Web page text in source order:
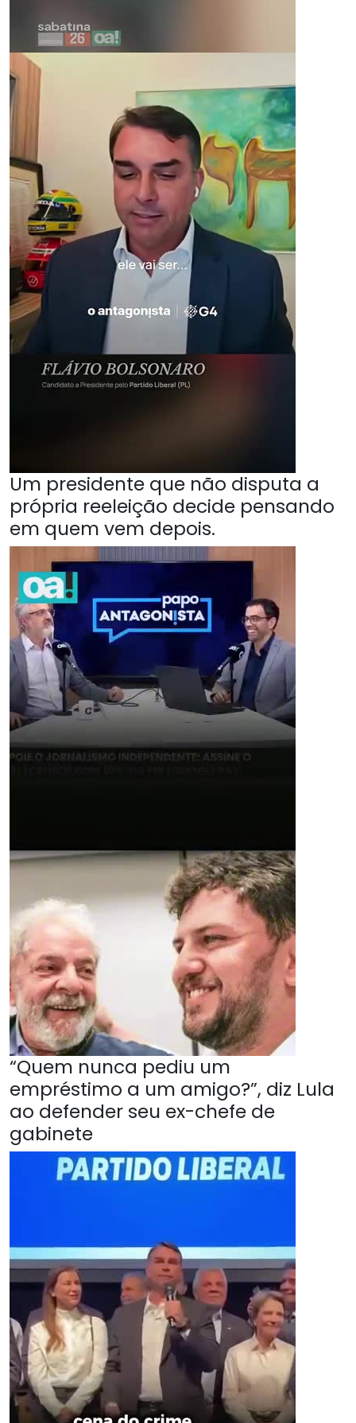
Um presidente que não disputa a
própria reeleição decide pensando
em quem vem depois.
“Quem nunca pediu um
empréstimo a um amigo?”, diz Lula
ao defender seu ex-chefe de
gabinete